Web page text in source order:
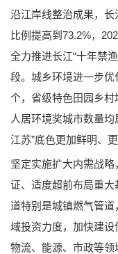
沿江岸线整治成果，
比例提高到73.2%，
全力推进长江“十年禁
段。城乡环境进一步
个，省级特色田园乡
人居环境奖城市数量
江苏”底色更加鲜明、
坚定实施扩大内需战
证、适度超前布局重
道特别是城镇燃气管
域投资力度，加快建设
物流、能源、市政等